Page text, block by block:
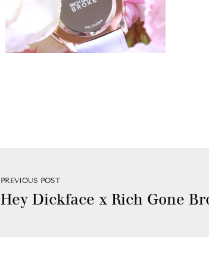
PREVIOUS POST
Hey Dickface x Rich Gone